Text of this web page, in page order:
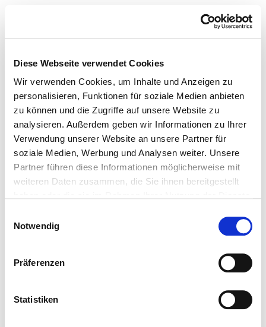
Diese Webseite verwendet Cookies
Wir verwenden Cookies, um Inhalte und Anzeigen zu
personalisieren, Funktionen für soziale Medien anbieten
zu können und die Zugriffe auf unsere Website zu
analysieren. Außerdem geben wir Informationen zu Ihrer
Verwendung unserer Website an unsere Partner für
soziale Medien, Werbung und Analysen weiter. Unsere
Partner führen diese Informationen möglicherweise mit
weiteren Daten zusammen, die Sie ihnen bereitgestellt
Notwendig
Präferenzen
Statistiken